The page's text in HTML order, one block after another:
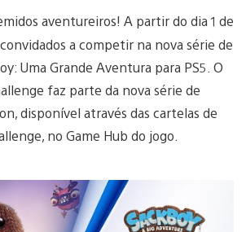
aventureiros! A partir do dia 1 de
a competir na nova série de
Uma Grande Aventura para PS5. O
faz parte da nova série de
disponível através das cartelas de
no Game Hub do jogo.